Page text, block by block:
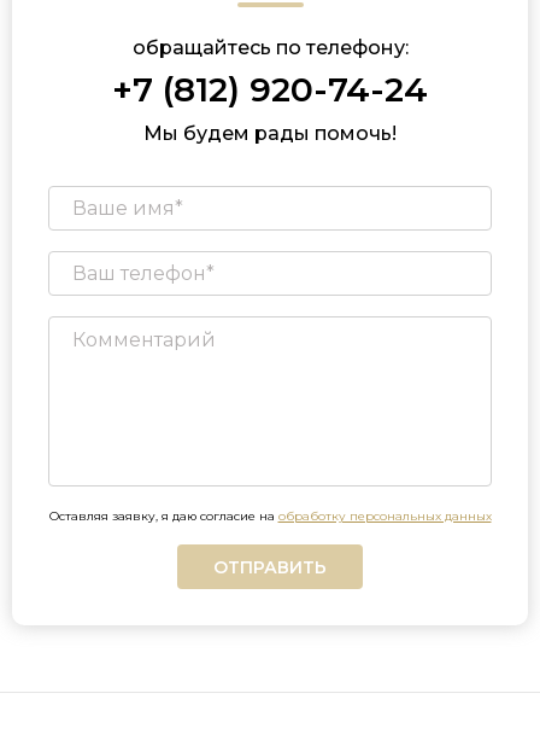
обращайтесь по телефону:
+7 (812) 920-74-24
Мы будем рады помочь!
Оставляя заявку, я даю согласие на обработку персональных данных
ОТПРАВИТЬ